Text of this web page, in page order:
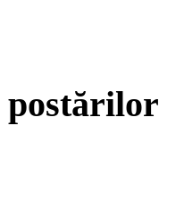
postărilor